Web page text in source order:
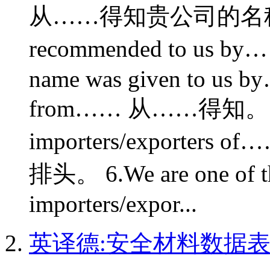
从……得知贵公司的名
recommended to us
name was given to us
from…… 从……得知。
importers/exporters
排头。 6.We are one of
importers/expor...
英译德:安全材料数据